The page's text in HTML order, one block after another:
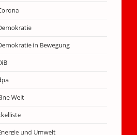
in Bewegung
Welt
und Umwelt